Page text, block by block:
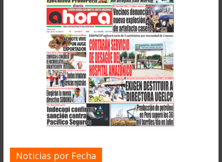
Noticias por Fecha